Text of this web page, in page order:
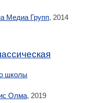
Медиа Групп, 2014
школы
Олма, 2019